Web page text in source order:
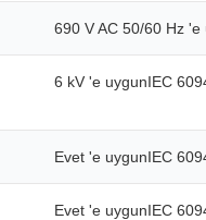
690 V AC 50/60 Hz
6 kV 'e uygunIEC
Evet 'e uygunIEC
Evet 'e uygunIEC